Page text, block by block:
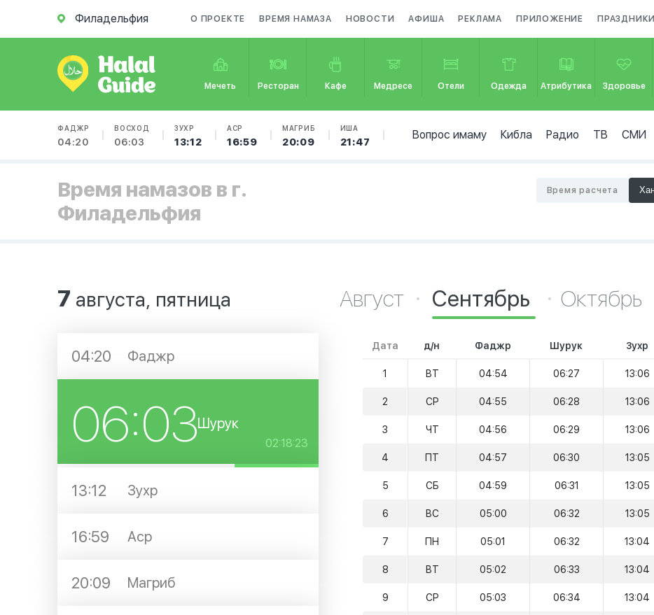
Филадельфия О ПРОЕКТЕ ВРЕМЯ НАМАЗА НОВОСТИ АФИША РЕКЛАМА ПРИЛОЖЕНИЕ ПРАЗДНИКИ
Мечеть Ресторан Кафе Медресе Отели Одежда Атрибутика Здоровье
ФАДЖР
04:20
ВОСХОД
06:03
ЗУХР
13:12
АСР
16:59
МАГРИБ
20:09
ИША
21:47
Вопрос имаму Кибла Радио ТВ СМИ
Время намазов в г.
Филадельфия
Время расчета
7 августа, пятница
04:20 Фаджр
06:03Шурук
02:18:23
13:12 Зухр
16:59 Аср
20:09 Магриб
Август Сентябрь Октябрь
Дата д/н Фаджр Шурук Зухр
1 ВТ 04:54 06:27 13:06
2 СР 04:55 06:28 13:06
3 ЧТ 04:56 06:29 13:06
4 ПТ 04:57 06:30 13:05
5 СБ 04:59 06:31 13:05
6 ВС 05:00 06:32 13:05
7 ПН 05:01 06:32 13:04
8 ВТ 05:02 06:33 13:04
9 СР 05:03 06:34 13:04